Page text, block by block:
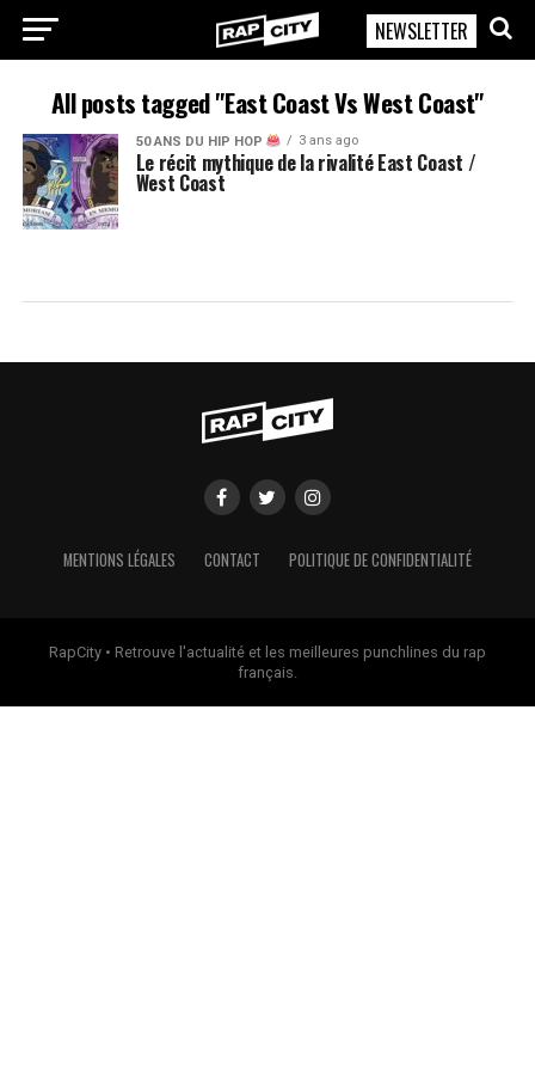
RapCity
NEWSLETTER
All posts tagged "East Coast Vs West Coast"
50 ANS DU HIP HOP 3 ans ago
Le récit mythique de la rivalité East Coast /
West Coast
MENTIONS LÉGALES CONTACT POLITIQUE DE CONFIDENTIALITÉ
RapCity • Retrouve l'actualité et les meilleures punchlines du rap
français.